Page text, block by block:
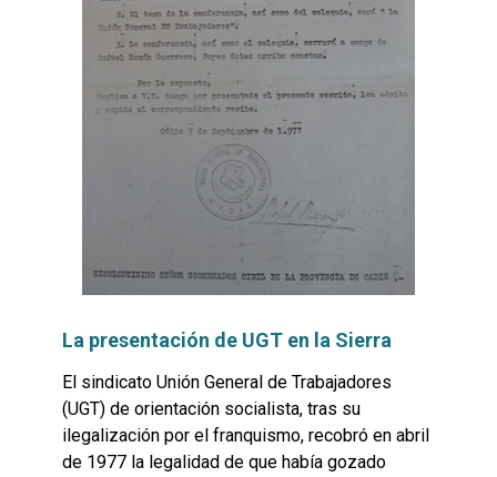
La presentación de UGT en la Sierra
El sindicato Unión General de Trabajadores
(UGT) de orientación socialista, tras su
ilegalización por el franquismo, recobró en abril
de 1977 la legalidad de que había gozado